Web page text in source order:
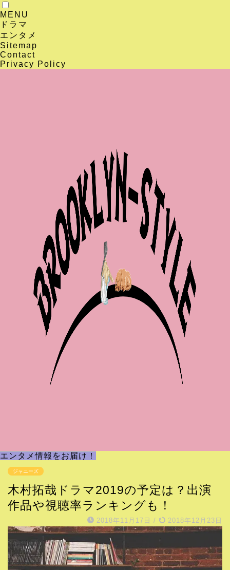
MENU
ドラマ
エンタメ
Sitemap
Contact
Privacy Policy
エンタメ情報をお届け！
ジャニーズ
木村拓哉ドラマ2019の予定は？出演
作品や視聴率ランキングも！
2018年11月17日 / 2018年12月23日